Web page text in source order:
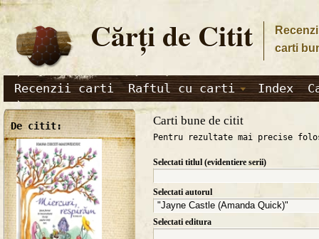
Cărţi de Citit
carti
Recenzii carti Raftul cu carti Index
De citit: Carti bune de citit
Pentru rezultate mai precise
Selectati titlul (evidentiere serii)
Selectati autorul
Selectati editura